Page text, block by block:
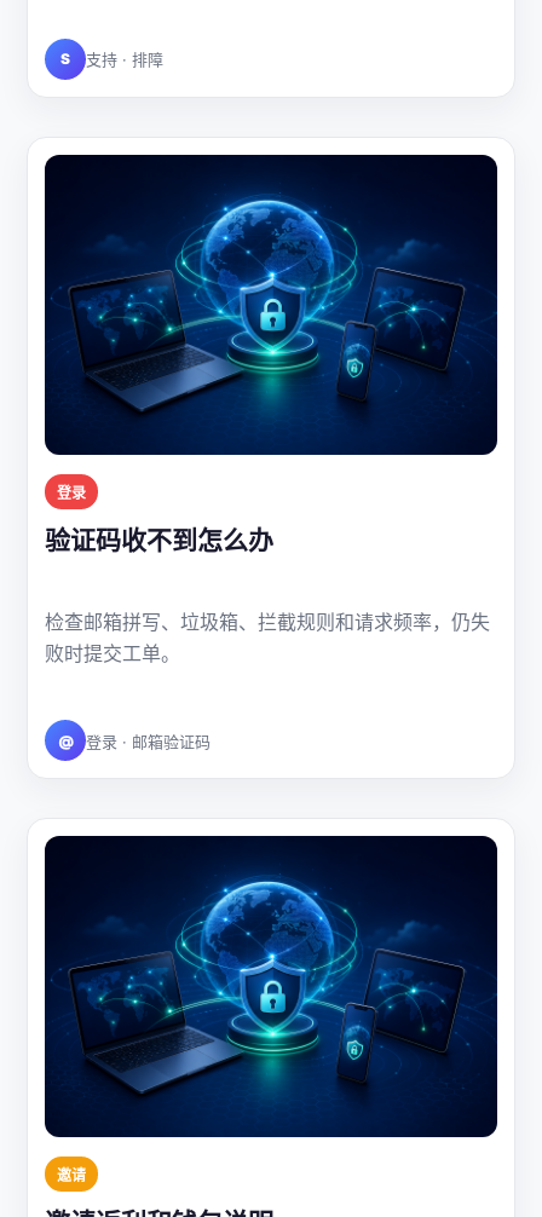
S 支持 · 排障
登录
验证码收不到怎么办
检查邮箱拼写、垃圾箱、拦截规则和请求频率，仍失
败时提交工单。
@ 登录 · 邮箱验证码
邀请